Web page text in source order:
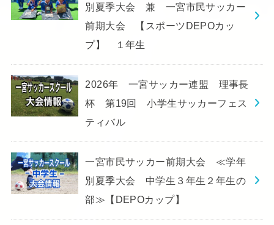
別夏季大会 兼 一宮市民サッカー
前期大会 【スポーツDEPOカッ
プ】 １年生
2026年 一宮サッカー連盟 理事長
杯 第19回 小学生サッカーフェス
ティバル
一宮市民サッカー前期大会 ≪学年
別夏季大会 中学生３年生２年生の
部≫【DEPOカップ】